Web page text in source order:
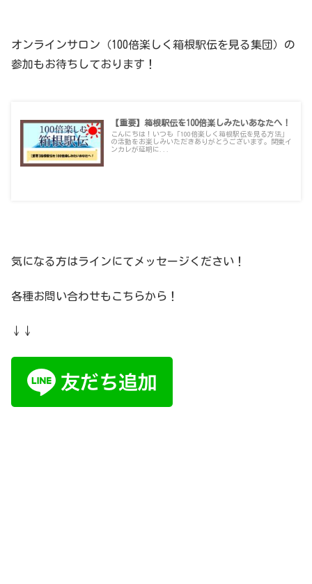
オンラインサロン（100倍楽しく箱根駅伝を見る集団）の
参加もお待ちしております！
【重要】箱根駅伝を100倍楽しみたいあなたへ！
こんにちは！いつも「100倍楽しく箱根駅伝を見る方法」
の活動をお楽しみいただきありがとうございます。関東イ
ンカレが延期に...
気になる方はラインにてメッセージください！
各種お問い合わせもこちらから！
↓↓